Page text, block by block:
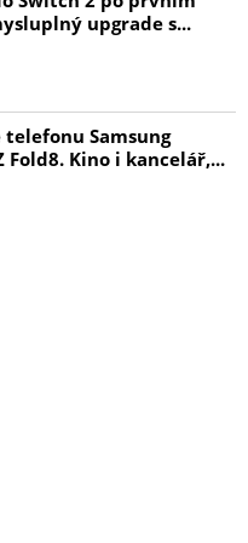
upgrade s...
telefonu Samsung
Fold8. Kino i kancelář,...